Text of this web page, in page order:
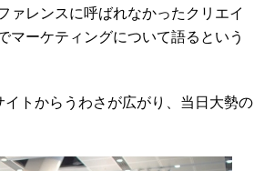
レンスに呼ばれなかったクリエイ
マーケティングについて語るという
トからうわさが広がり、当日大勢の